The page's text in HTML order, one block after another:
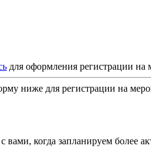
для оформления регистрации на
ниже для регистрации на
когда запланируем более